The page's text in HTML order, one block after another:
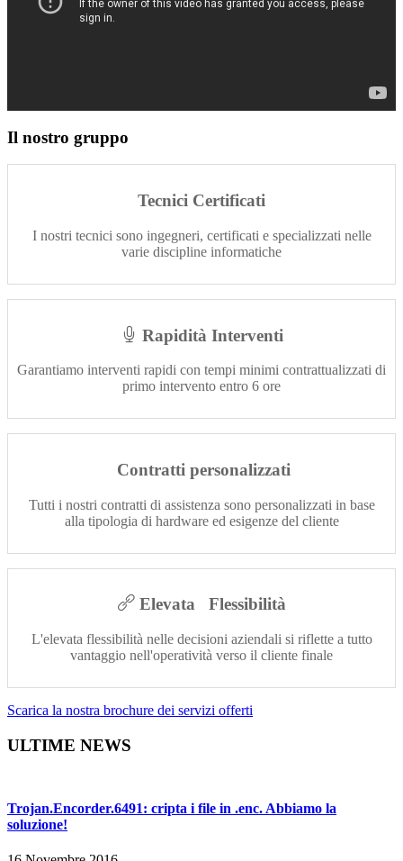
Il nostro gruppo
Tecnici Certificati
I nostri tecnici sono ingegneri, certificati e specializzati nelle
varie discipline informatiche
Rapidità Interventi
Garantiamo interventi rapidi con tempi minimi contrattualizzati di
primo intervento entro 6 ore
Contratti personalizzati
Tutti i nostri contratti di assistenza sono personalizzati in base
alla tipologia di hardware ed esigenze del cliente
Elevata Flessibilità
L'elevata flessibilità nelle decisioni aziendali si riflette a tutto
vantaggio nell'operatività verso il cliente finale
Scarica la nostra brochure dei servizi offerti
ULTIME NEWS
Trojan.Encorder.6491: cripta i file in .enc. Abbiamo la
soluzione!